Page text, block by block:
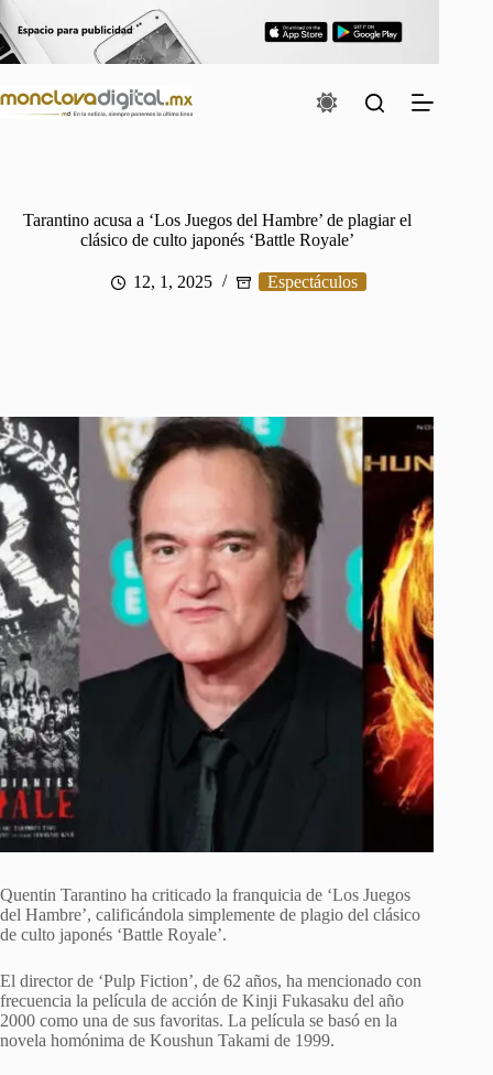
al
contenido
Tarantino acusa a ‘Los Juegos del Hambre’ de plagiar el
clásico de culto japonés ‘Battle Royale’
12, 1, 2025 Espectáculos
Quentin Tarantino ha criticado la franquicia de ‘Los Juegos
del Hambre’, calificándola simplemente de plagio del clásico
de culto japonés ‘Battle Royale’.
El director de ‘Pulp Fiction’, de 62 años, ha mencionado con
frecuencia la película de acción de Kinji Fukasaku del año
2000 como una de sus favoritas. La película se basó en la
novela homónima de Koushun Takami de 1999.